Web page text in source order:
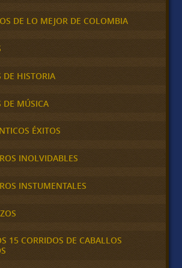
DE LO MEJOR DE COLOMBIA
DE HISTORIA
DE MÚSICA
ÉXITOS
INOLVIDABLES
INSTUMENTALES
15 CORRIDOS DE CABALLOS